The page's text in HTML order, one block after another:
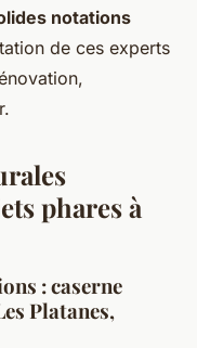
notations
de ces experts
phares à
: caserne
Platanes,